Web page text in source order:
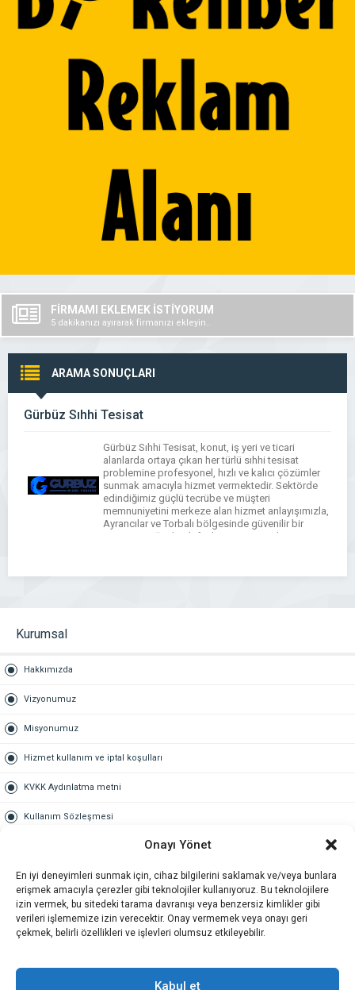
Onayı Yönet
En iyi deneyimleri sunmak için, cihaz bilgilerini saklamak ve/veya bunlara
erişmek amacıyla çerezler gibi teknolojiler kullanıyoruz. Bu teknolojilere
izin vermek, bu sitedeki tarama davranışı veya benzersiz kimlikler gibi
verileri işlememize izin verecektir. Onay vermemek veya onayı geri
çekmek, belirli özellikleri ve işlevleri olumsuz etkileyebilir.
Kabul et
FİRMAMI EKLEMEK İSTİYORUM
5 dakikanızı ayırarak firmanızı ekleyin..
ARAMA SONUÇLARI
Gürbüz Sıhhi Tesisat
Gürbüz Sıhhi Tesisat, konut, iş yeri ve ticari
alanlarda ortaya çıkan her türlü sıhhi tesisat
problemine profesyonel, hızlı ve kalıcı çözümler
sunmak amacıyla hizmet vermektedir. Sektörde
edindiğimiz güçlü tecrübe ve müşteri
memnuniyetini merkeze alan hizmet anlayışımızla,
Ayrancılar ve Torbalı bölgesinde güvenilir bir
çözüm ortağı olarak faaliyet göstermekteyiz.
Kurumsal
Hakkımızda
Vizyonumuz
Misyonumuz
Hizmet kullanım ve iptal koşulları
KVKK Aydınlatma metni
Kullanım Sözleşmesi
Gold üyelik nedir
Kariyer